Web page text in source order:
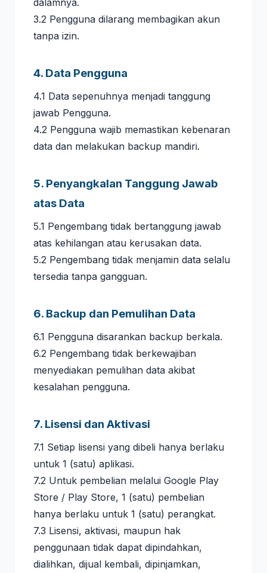
dalamnya.
3.2 Pengguna dilarang membagikan akun
tanpa izin.
4. Data Pengguna
4.1 Data sepenuhnya menjadi tanggung
jawab Pengguna.
4.2 Pengguna wajib memastikan kebenaran
data dan melakukan backup mandiri.
5. Penyangkalan Tanggung Jawab
atas Data
5.1 Pengembang tidak bertanggung jawab
atas kehilangan atau kerusakan data.
5.2 Pengembang tidak menjamin data selalu
tersedia tanpa gangguan.
6. Backup dan Pemulihan Data
6.1 Pengguna disarankan backup berkala.
6.2 Pengembang tidak berkewajiban
menyediakan pemulihan data akibat
kesalahan pengguna.
7. Lisensi dan Aktivasi
7.1 Setiap lisensi yang dibeli hanya berlaku
untuk 1 (satu) aplikasi.
7.2 Untuk pembelian melalui Google Play
Store / Play Store, 1 (satu) pembelian
hanya berlaku untuk 1 (satu) perangkat.
7.3 Lisensi, aktivasi, maupun hak
penggunaan tidak dapat dipindahkan,
dialihkan, dijual kembali, dipinjamkan,